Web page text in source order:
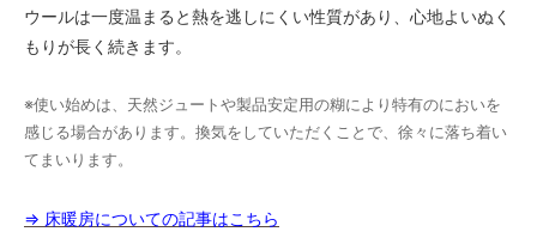
ウールは一度温まると熱を逃しにくい性質があり、心地よいぬく
もりが長く続きます。
※使い始めは、天然ジュートや製品安定用の糊により特有のにおいを
感じる場合があります。換気をしていただくことで、徐々に落ち着い
てまいります。
⇒ 床暖房についての記事はこちら